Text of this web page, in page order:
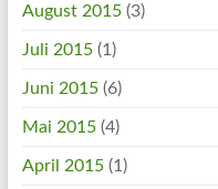
August 2015(3)
Juli 2015(1)
Juni 2015(6)
Mai 2015(4)
April 2015(1)